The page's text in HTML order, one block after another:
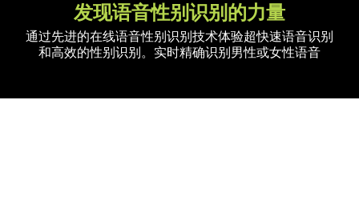
发现语音性别识别的力量
通过先进的在线语音性别识别技术体验超快速语音识别
和高效的性别识别。实时精确识别男性或女性语音